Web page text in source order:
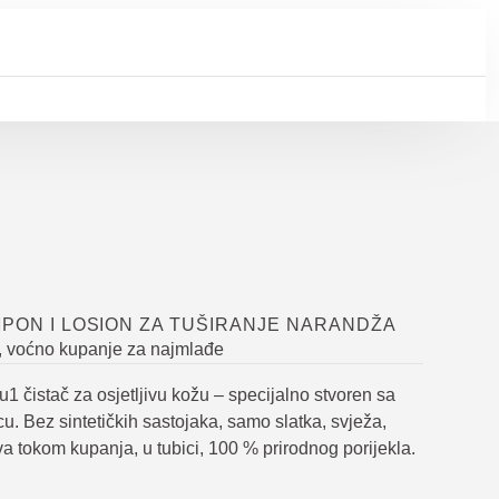
I LOSION ZA TUŠIRANJE NARANDŽA
voćno kupanje za najmlađe
čistač za osjetljivu kožu – specijalno stvoren sa
Bez sintetičkih sastojaka, samo slatka, svježa,
tokom kupanja, u tubici, 100 % prirodnog porijekla.